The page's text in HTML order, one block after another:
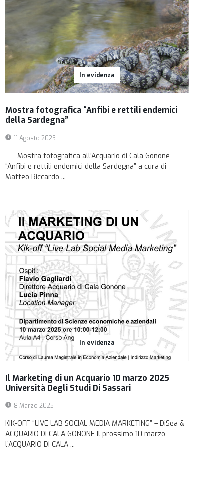
In evidenza
Mostra fotografica “Anfibi e rettili endemici
della Sardegna”
11 Agosto 2025
Mostra fotografica all’Acquario di Cala Gonone
“Anfibi e rettili endemici della Sardegna” a cura di
Matteo Riccardo ...
In evidenza
Il Marketing di un Acquario 10 marzo 2025
Università Degli Studi Di Sassari
8 Marzo 2025
KIK-OFF “LIVE LAB SOCIAL MEDIA MARKETING” – DiSea &
ACQUARIO DI CALA GONONE Il prossimo 10 marzo
l’ACQUARIO DI CALA ...